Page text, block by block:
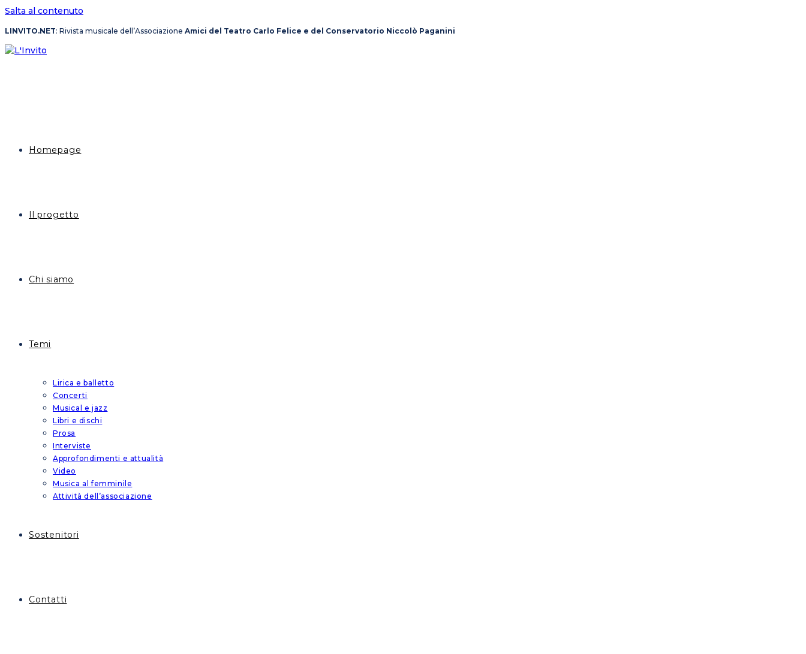
Salta al contenuto
LINVITO.NET: Rivista musicale dell’Associazione Amici del Teatro Carlo Felice e del Conservatorio Niccolò Paganini
Homepage
Il progetto
Chi siamo
Temi
Lirica e balletto
Concerti
Musical e jazz
Libri e dischi
Prosa
Interviste
Approfondimenti e attualità
Video
Musica al femminile
Attività dell’associazione
Sostenitori
Contatti